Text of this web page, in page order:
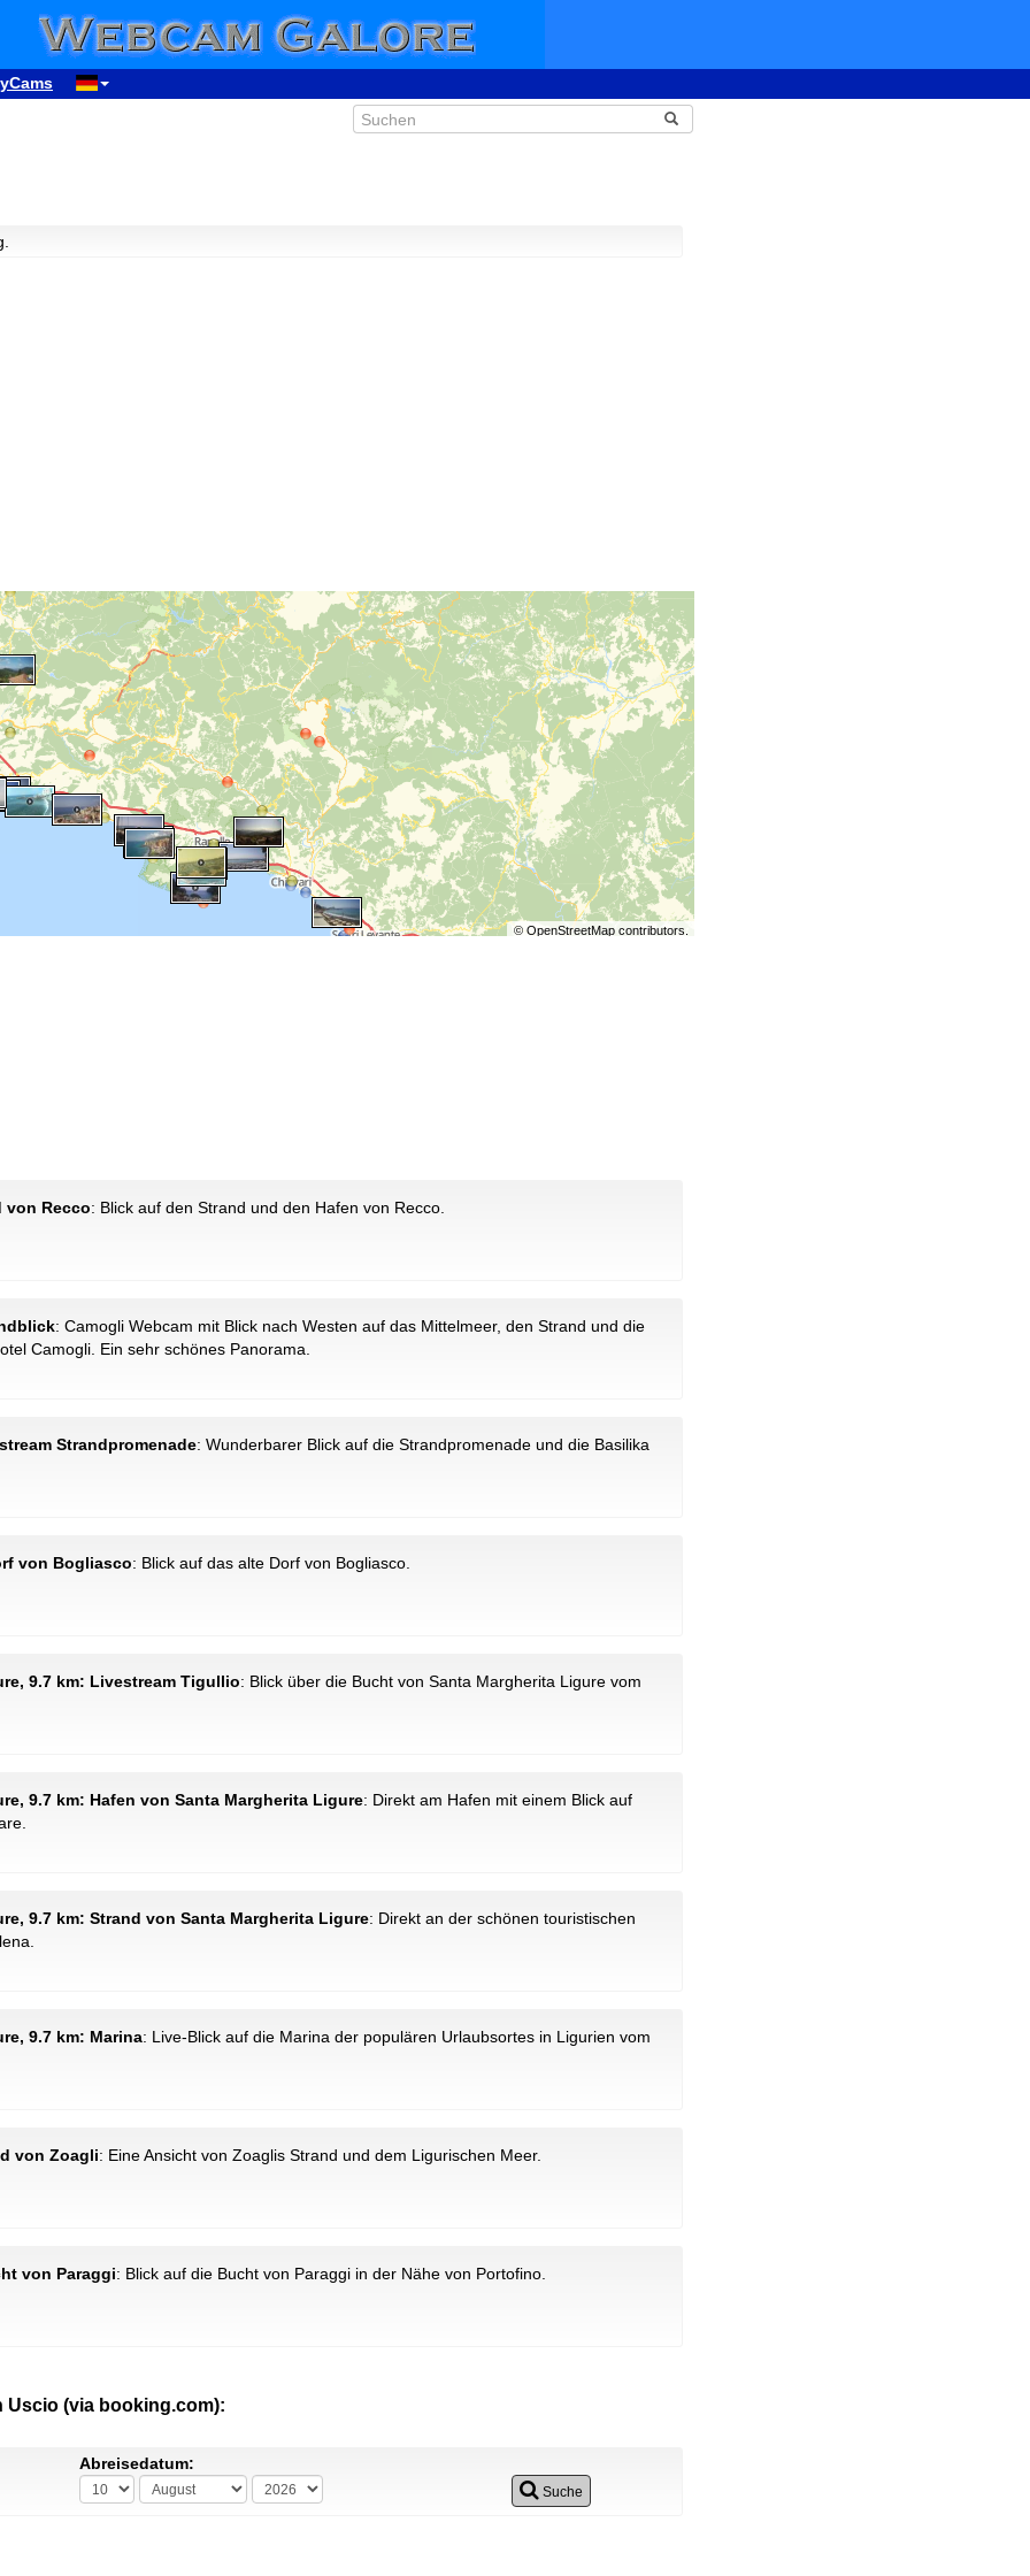
© OpenStreetMapcontributors.
von Recco: Blick auf den Strand und den Hafen von Recco.
: Camogli Webcam mit Blick nach Westen auf das Mittelmeer, den Strand und die
Camogli. Ein sehr schönes Panorama.
Strandpromenade: Wunderbarer Blick auf die Strandpromenade und die Basilika
von Bogliasco: Blick auf das alte Dorf von Bogliasco.
9.7 km: Livestream Tigullio: Blick über die Bucht von Santa Margherita Ligure vom
9.7 km: Hafen von Santa Margherita Ligure: Direkt am Hafen mit einem Blick auf
9.7 km: Strand von Santa Margherita Ligure: Direkt an der schönen touristischen
9.7 km: Marina: Live-Blick auf die Marina der populären Urlaubsortes in Ligurien vom
von Zoagli: Eine Ansicht von Zoaglis Strand und dem Ligurischen Meer.
von Paraggi: Blick auf die Bucht von Paraggi in der Nähe von Portofino.
(via booking.com):
Abreisedatum:
Suche